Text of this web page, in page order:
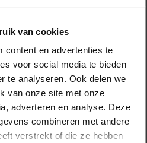
van cookies
content en advertenties te
voor social media te bieden
te analyseren. Ook delen we
van onze site met onze
adverteren en analyse. Deze
combineren met andere
verstrekt of die ze hebben
canon. Hij durft ook
voordat die beweging
vanwege zijn
milieu en de rechten van
eigenlijk dat zo een sociaal
zo wegcijfert in het
te meer om uit te kijken naar